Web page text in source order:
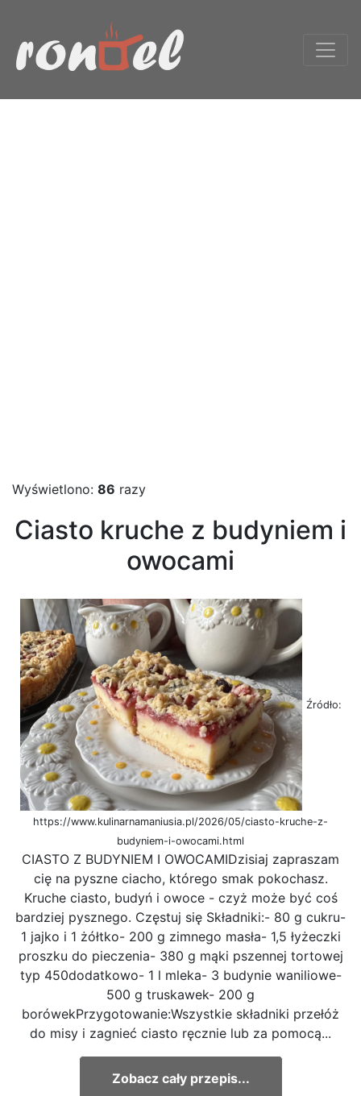
Wyświetlono: 86 razy
Ciasto kruche z budyniem i
owocami
Źródło:
https://www.kulinarnamaniusia.pl/2026/05/ciasto-kruche-z-
budyniem-i-owocami.html
CIASTO Z BUDYNIEM I OWOCAMIDzisiaj zapraszam
cię na pyszne ciacho, którego smak pokochasz.
Kruche ciasto, budyń i owoce - czyż może być coś
bardziej pysznego. Częstuj się Składniki:- 80 g cukru-
1 jajko i 1 żółtko- 200 g zimnego masła- 1,5 łyżeczki
proszku do pieczenia- 380 g mąki pszennej tortowej
typ 450dodatkowo- 1 l mleka- 3 budynie waniliowe-
500 g truskawek- 200 g
borówekPrzygotowanie:Wszystkie składniki przełóż
do misy i zagnieć ciasto ręcznie lub za pomocą...
Zobacz cały przepis...